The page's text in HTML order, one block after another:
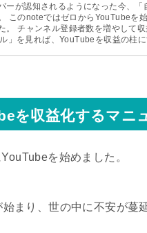
ーが認知されるようになった今、
施
ています。 この
」を見れば、YouTubeを収益の柱
を収益化するマニ
を始めました。
まり、世の中に不安が蔓